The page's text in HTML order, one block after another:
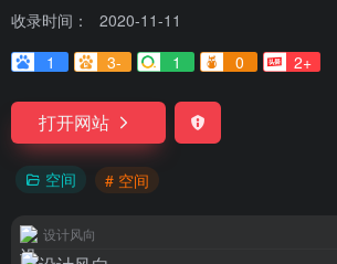
收录时间：
2020-11-11
1
3- 1 0 2+
打开网站
空间 # 空间
设计风向